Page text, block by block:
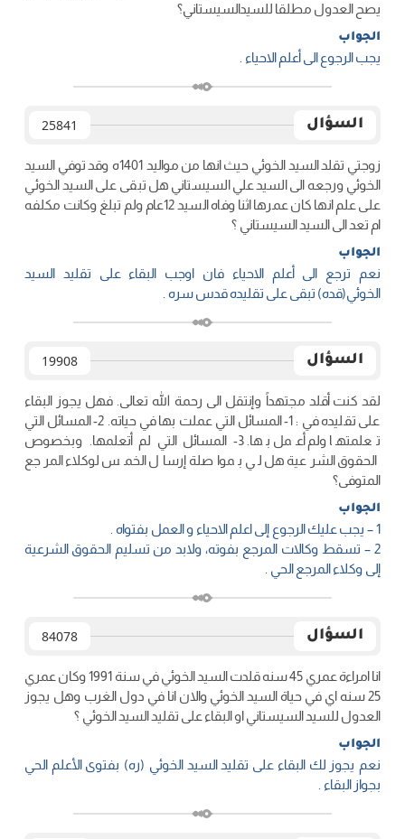
يصح العدول مطلقا للسيدالسيستاني؟
الجواب
يجب الرجوع الى أعلم الاحياء .
السؤال 25841
زوجتي تقلد السيد الخوئي حيث انها من مواليد 1401ه وقد توفي السيد
الخوئي ورجعه الى السيد علي السيستاني هل تبقى على السيد الخوئي
على علم انها كان عمرها اثنا وفاه السيد 12عام ولم تبلغ وكانت مكلفه
ام تعد الى السيد السيستاني ؟
الجواب
نعم ترجع الى أعلم الاحياء فان اوجب البقاء على تقليد السيد
الخوئي(قده) تبقى على تقليده قدس سره .
السؤال 19908
لقد كنت أقلد مجتهداً وإنتقل الى رحمة الله تعالى. فهل يجوز البقاء
على تقليده في : 1- المسائل التي عملت بها في حياته. 2- المسائل التي
تعلمتها ولم أعمل بها. 3- المسائل التي لم أتعلمها. وبخصوص
الحقوق الشرعية هل لي بمواصلة إرسال الخمس لوكلاء المرجع
المتوفى؟
الجواب
1 – يجب عليك الرجوع إلى اعلم الاحياء و العمل بفتواه .
2 – تسقط وكالات المرجع بفوته، ولابد من تسليم الحقوق الشرعية
إلى وكلاء المرجع الحي .
السؤال 84078
انا امراءة عمري 45 سنه قلدت السيد الخوئي في سنة 1991 وكان عمري
25 سنه اي في حياة السيد الخوئي والان انا في دول الغرب وهل يجوز
العدول للسيد السيستاني او البقاء على تقليد السيد الخوئي ؟
الجواب
نعم يجوز لك البقاء على تقليد السيد الخوئي (ره) بفتوى الأعلم الحي
بجواز البقاء .